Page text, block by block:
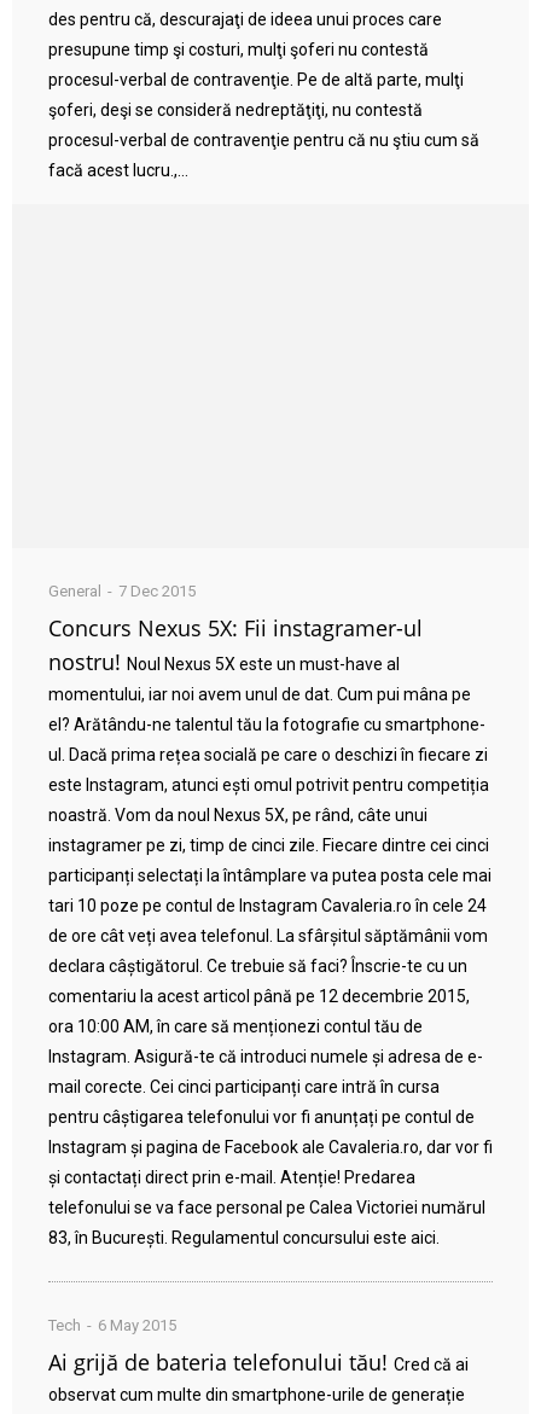
des pentru că, descurajaţi de ideea unui proces care
presupune timp şi costuri, mulţi şoferi nu contestă
procesul-verbal de contravenţie. Pe de altă parte, mulţi
şoferi, deşi se consideră nedreptăţiţi, nu contestă
procesul-verbal de contravenţie pentru că nu ştiu cum să
facă acest lucru.,...
General 7 Dec 2015
Concurs Nexus 5X: Fii instagramer-ul
nostru! Noul Nexus 5X este un must-have al
momentului, iar noi avem unul de dat. Cum pui mâna pe
el? Arătându-ne talentul tău la fotografie cu smartphone-
ul. Dacă prima rețea socială pe care o deschizi în fiecare zi
este Instagram, atunci ești omul potrivit pentru competiția
noastră. Vom da noul Nexus 5X, pe rând, câte unui
instagramer pe zi, timp de cinci zile. Fiecare dintre cei cinci
participanți selectați la întâmplare va putea posta cele mai
tari 10 poze pe contul de Instagram Cavaleria.ro în cele 24
de ore cât veți avea telefonul. La sfârșitul săptămânii vom
declara câștigătorul. Ce trebuie să faci? Înscrie-te cu un
comentariu la acest articol până pe 12 decembrie 2015,
ora 10:00 AM, în care să menționezi contul tău de
Instagram. Asigură-te că introduci numele și adresa de e-
mail corecte. Cei cinci participanți care intră în cursa
pentru câștigarea telefonului vor fi anunțați pe contul de
Instagram și pagina de Facebook ale Cavaleria.ro, dar vor fi
și contactați direct prin e-mail. Atenție! Predarea
telefonului se va face personal pe Calea Victoriei numărul
83, în București. Regulamentul concursului este aici.
Tech 6 May 2015
Ai grijă de bateria telefonului tău! Cred că ai
observat cum multe din smartphone-urile de generație